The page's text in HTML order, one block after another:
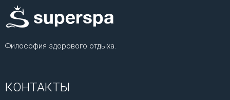
Философия здорового отдыха.
КОНТАКТЫ